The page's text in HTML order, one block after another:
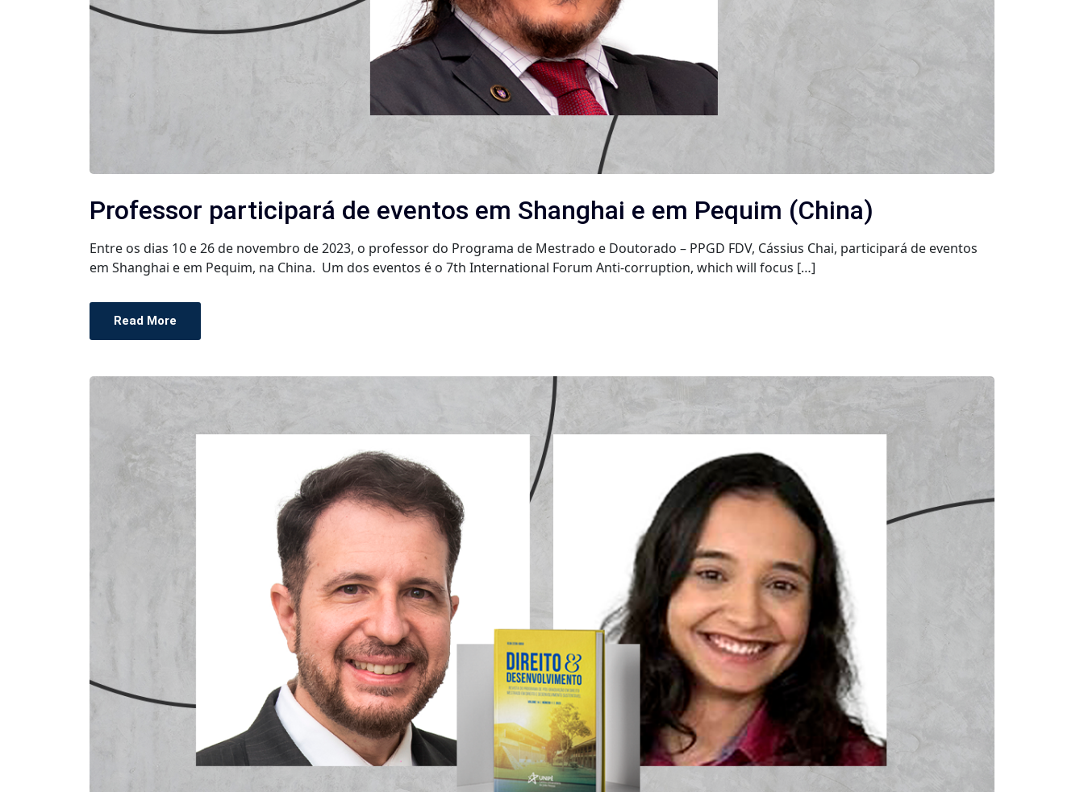
Professor participará de eventos em Shanghai e em Pequim (China)
Entre os dias 10 e 26 de novembro de 2023, o professor do Programa de Mestrado e Doutorado – PPGD FDV, Cássius Chai, participará de eventos
em Shanghai e em Pequim, na China. Um dos eventos é o 7th International Forum Anti-corruption, which will focus […]
Read More